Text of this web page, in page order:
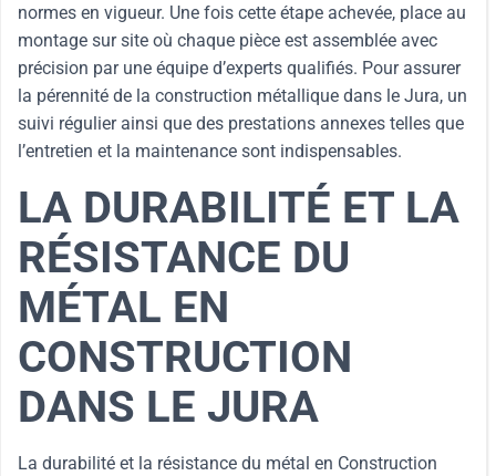
normes en vigueur. Une fois cette étape achevée, place au
montage sur site où chaque pièce est assemblée avec
précision par une équipe d’experts qualifiés. Pour assurer
la pérennité de la construction métallique dans le Jura, un
suivi régulier ainsi que des prestations annexes telles que
l’entretien et la maintenance sont indispensables.
LA DURABILITÉ ET LA
RÉSISTANCE DU
MÉTAL EN
CONSTRUCTION
DANS LE JURA
La durabilité et la résistance du métal en Construction